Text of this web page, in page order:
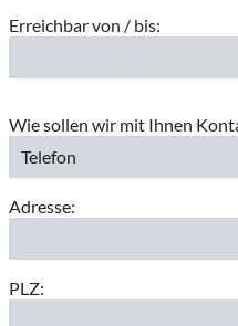
Erreichbar von / bis:
Wie sollen wir mit Ihnen
Adresse:
PLZ: